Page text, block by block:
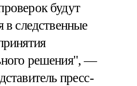
будут
в следственные
решения", —
пресс-